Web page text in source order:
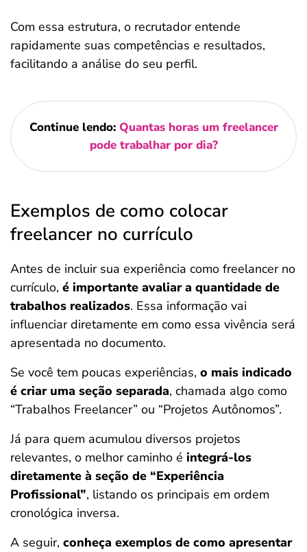
Com essa estrutura, o recrutador entende
rapidamente suas competências e resultados,
facilitando a análise do seu perfil.
Continue lendo: Quantas horas um freelancer
pode trabalhar por dia​?
Exemplos de como colocar
freelancer no currículo
Antes de incluir sua experiência como freelancer no
currículo, é importante avaliar a quantidade de
trabalhos realizados. Essa informação vai
influenciar diretamente em como essa vivência será
apresentada no documento.
Se você tem poucas experiências, o mais indicado
é criar uma seção separada, chamada algo como
“Trabalhos Freelancer” ou “Projetos Autônomos”.
Já para quem acumulou diversos projetos
relevantes, o melhor caminho é integrá-los
diretamente à seção de “Experiência
Profissional”, listando os principais em ordem
cronológica inversa.
A seguir, conheça exemplos de como apresentar